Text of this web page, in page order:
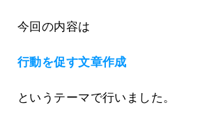
今回の内容は
行動を促す文章作成
というテーマで行いました。